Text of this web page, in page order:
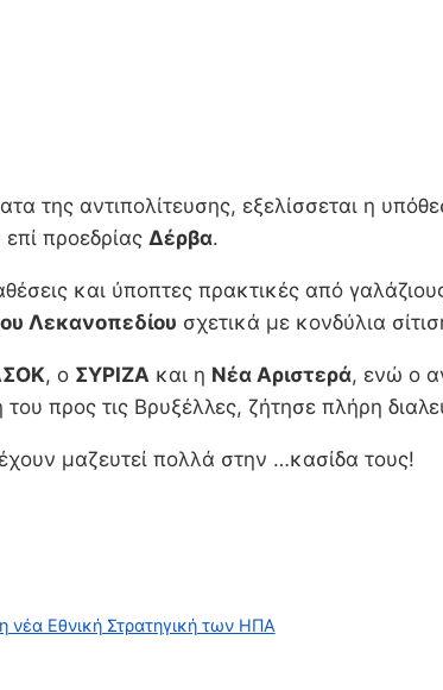
της αντιπολίτευσης, εξελίσσεται η
προεδρίας Δέρβα.
και ύποπτες πρακτικές από
Λεκανοπεδίου σχετικά με κονδύλια
, ο ΣΥΡΙΖΑ και η Νέα Αριστερά, ενώ ο
προς τις Βρυξέλλες, ζήτησε πλήρη
μαζευτεί πολλά στην …κασίδα τους!
νέα Εθνική Στρατηγική των ΗΠΑ